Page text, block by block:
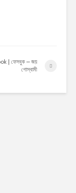
| ফেসবুক – জয়
গোস্বামী